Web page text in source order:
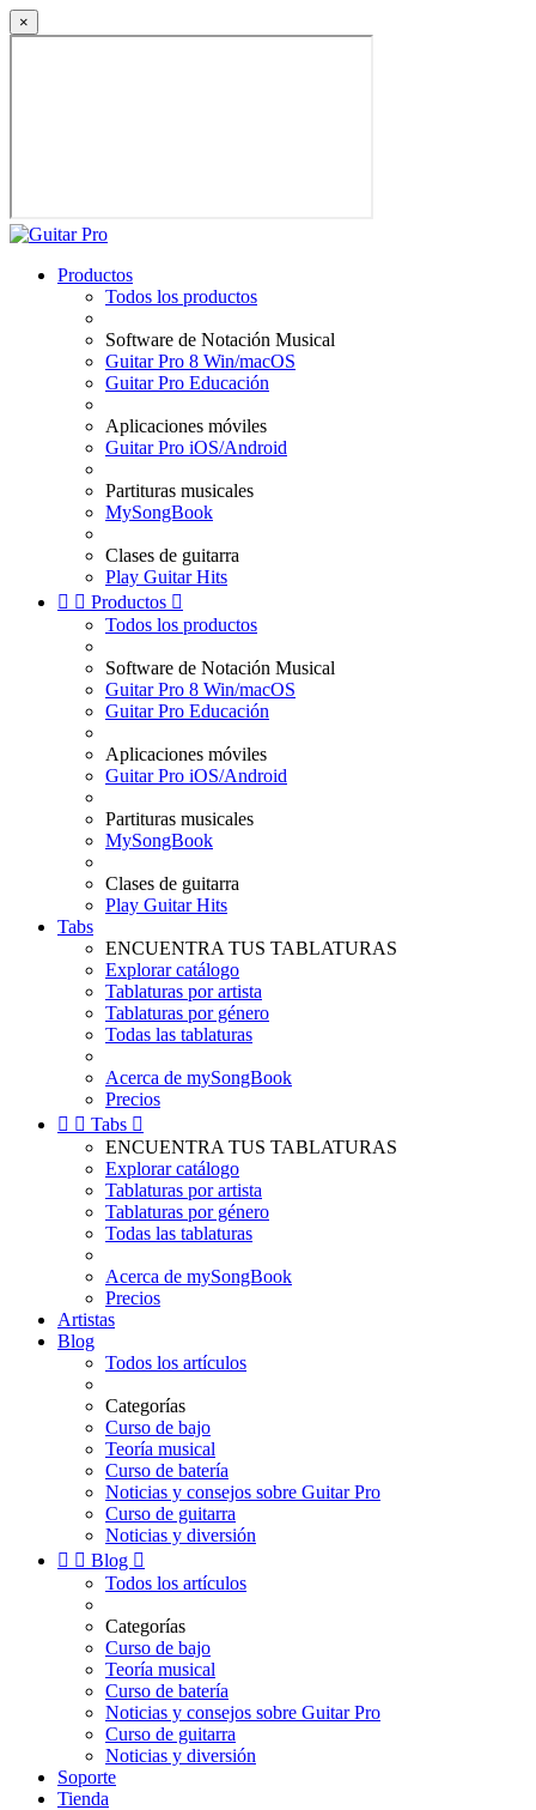
×
Productos
Todos los productos
Software de Notación Musical
Guitar Pro 8 Win/macOS
Guitar Pro Educación
Aplicaciones móviles
Guitar Pro iOS/Android
Partituras musicales
MySongBook
Clases de guitarra
Play Guitar Hits
  Productos 
Todos los productos
Software de Notación Musical
Guitar Pro 8 Win/macOS
Guitar Pro Educación
Aplicaciones móviles
Guitar Pro iOS/Android
Partituras musicales
MySongBook
Clases de guitarra
Play Guitar Hits
Tabs
ENCUENTRA TUS TABLATURAS
Explorar catálogo
Tablaturas por artista
Tablaturas por género
Todas las tablaturas
Acerca de mySongBook
Precios
  Tabs 
ENCUENTRA TUS TABLATURAS
Explorar catálogo
Tablaturas por artista
Tablaturas por género
Todas las tablaturas
Acerca de mySongBook
Precios
Artistas
Blog
Todos los artículos
Categorías
Curso de bajo
Teoría musical
Curso de batería
Noticias y consejos sobre Guitar Pro
Curso de guitarra
Noticias y diversión
  Blog 
Todos los artículos
Categorías
Curso de bajo
Teoría musical
Curso de batería
Noticias y consejos sobre Guitar Pro
Curso de guitarra
Noticias y diversión
Soporte
Tienda